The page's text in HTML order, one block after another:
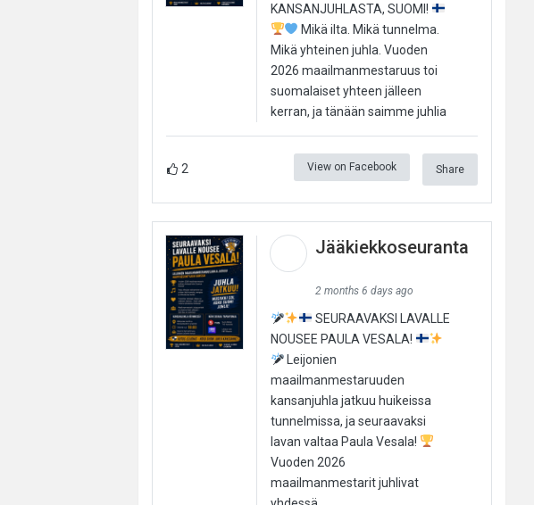
KANSANJUHLASTA, SUOMI!
Mikä ilta. Mikä tunnelma.
Mikä yhteinen juhla. Vuoden
2026 maailmanmestaruus toi
suomalaiset yhteen jälleen
kerran, ja tänään saimme juhlia
2 View on Facebook Share
Jääkiekkoseuranta
2 months 6 days ago
SEURAAVAKSI LAVALLE
NOUSEE PAULA VESALA!
Leijonien
maailmanmestaruuden
kansanjuhla jatkuu huikeissa
tunnelmissa, ja seuraavaksi
lavan valtaa Paula Vesala!
Vuoden 2026
maailmanmestarit juhlivat